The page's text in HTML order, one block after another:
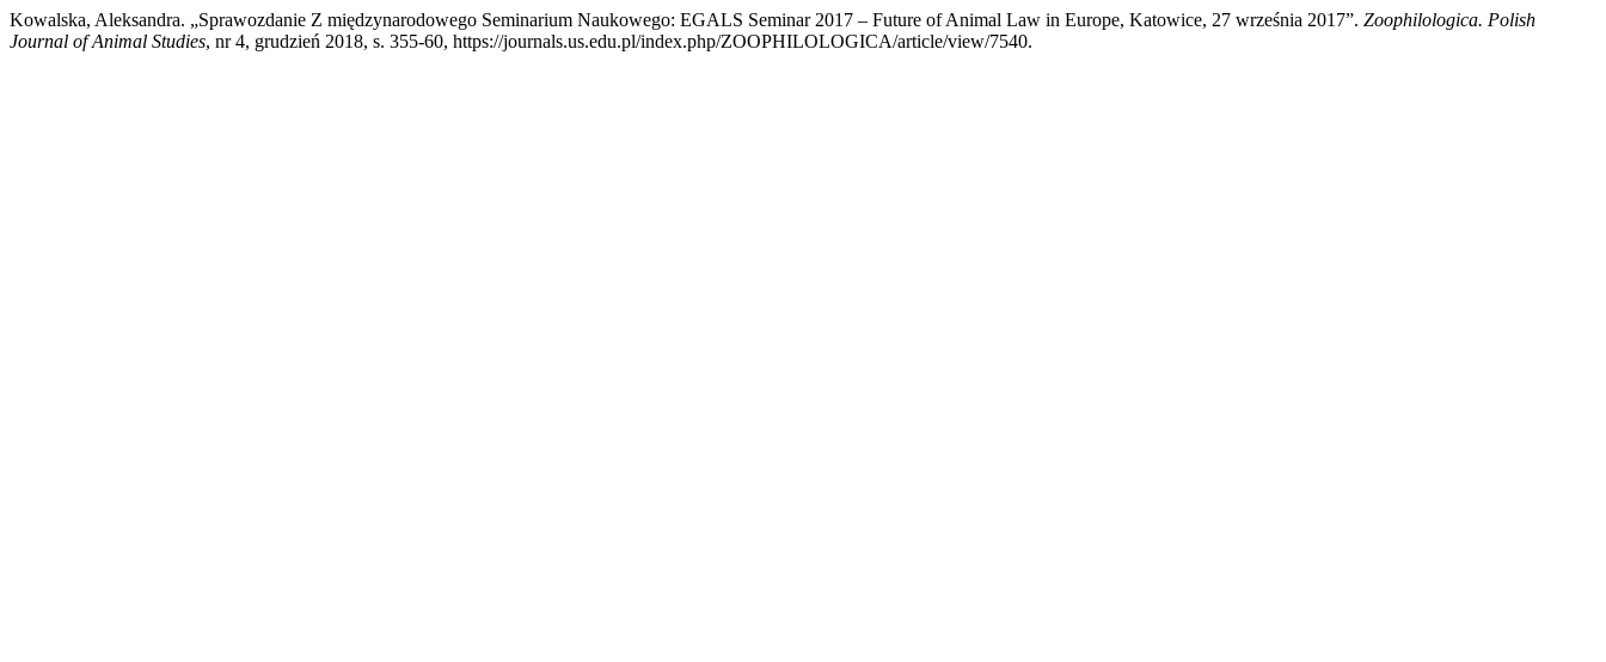
Kowalska, Aleksandra. „Sprawozdanie Z międzynarodowego Seminarium Naukowego: EGALS Seminar 2017 – Future of Animal Law in Europe, Katowice, 27 września 2017”. Zoophilologica. Polish
Journal of Animal Studies, nr 4, grudzień 2018, s. 355-60, https://journals.us.edu.pl/index.php/ZOOPHILOLOGICA/article/view/7540.